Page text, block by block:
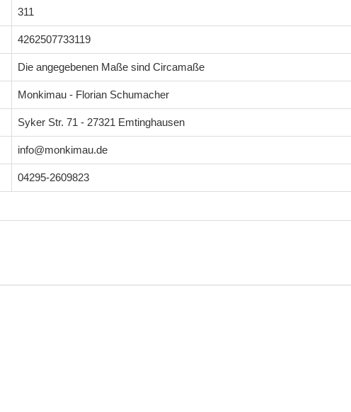
311
4262507733119
Die angegebenen Maße sind Circamaße
Monkimau - Florian Schumacher
Syker Str. 71 - 27321 Emtinghausen
info@monkimau.de
04295-2609823